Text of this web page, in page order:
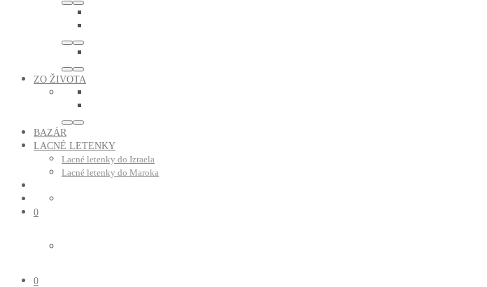
ZO ŽIVOTA
BAZÁR
LACNÉ LETENKY
Lacné letenky do Izraela
Lacné letenky do Maroka
0
0